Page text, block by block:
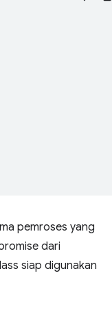
pemroses yang
dari
siap digunakan